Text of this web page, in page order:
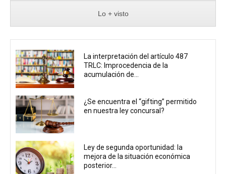
Lo + visto
La interpretación del artículo 487
TRLC: Improcedencia de la
acumulación de...
¿Se encuentra el “gifting” permitido
en nuestra ley concursal?
Ley de segunda oportunidad: la
mejora de la situación económica
posterior...